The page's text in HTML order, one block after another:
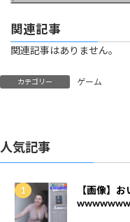
関連記事
関連記事はありません。
カテゴリー ゲーム
人気記事
【画像】